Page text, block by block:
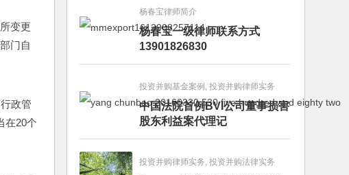
变更
门自
政管
在20个
杨春宝律师简介
杨春宝一级律师联系方式
13901826830
投资并购基金案例, 投资并购律师实务
中国法院首例BVI公司董事损害
股东利益案代理记
投资并购律师实务, 投资并购法律实务